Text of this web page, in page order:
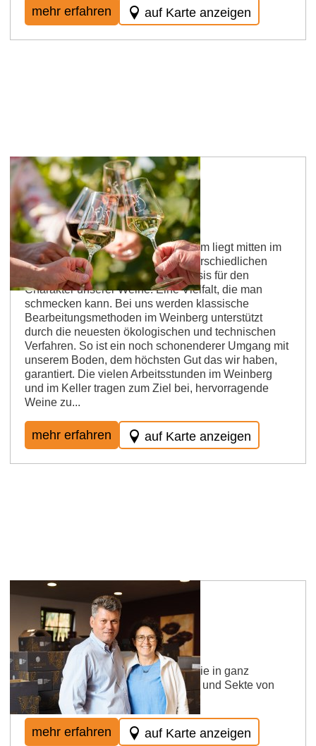
mehr erfahren auf Karte anzeigen
Weingut Schmitt
Unser Familienweingut in Spiesheim liegt mitten im
Herzen von Rheinhessen. Die unterschiedlichen
Böden unserer Region sind die Basis für den
Charakter unserer Weine. Eine Vielfalt, die man
schmecken kann. Bei uns werden klassische
Bearbeitungsmethoden im Weinberg unterstützt
durch die neuesten ökologischen und technischen
Verfahren. So ist ein noch schonenderer Umgang mit
unserem Boden, dem höchsten Gut das wir haben,
garantiert. Die vielen Arbeitsstunden im Weinberg
und im Keller tragen zum Ziel bei, hervorragende
Weine zu...
mehr erfahren auf Karte anzeigen
Weingut Dr. Schreiber
Im Weingut Dr. Schreiber können Sie in ganz
unkomplizierter Atmosphäre Weine und Sekte von
besonderer Qualität genießen
mehr erfahren auf Karte anzeigen